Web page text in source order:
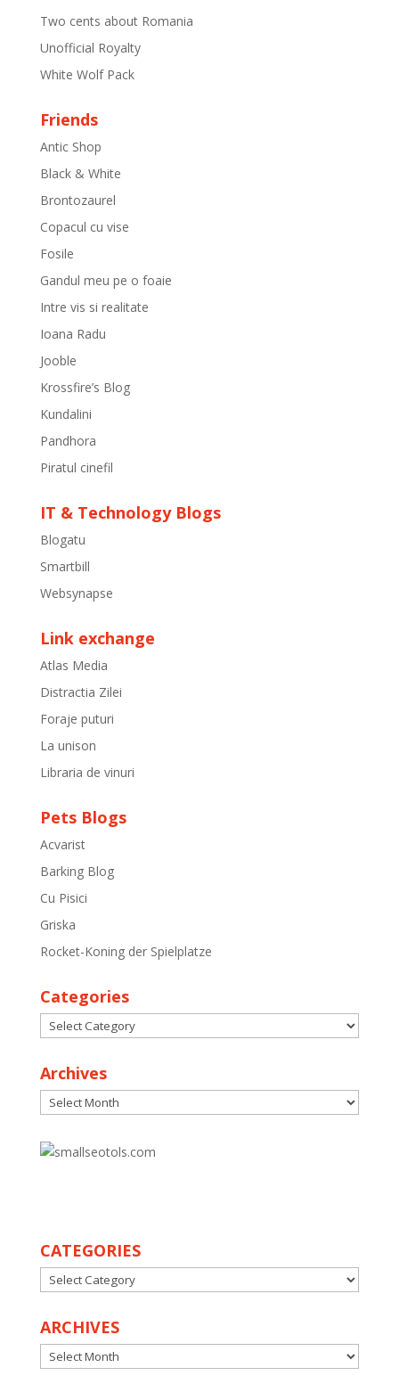
Two cents about Romania
Unofficial Royalty
White Wolf Pack
Friends
Antic Shop
Black & White
Brontozaurel
Copacul cu vise
Fosile
Gandul meu pe o foaie
Intre vis si realitate
Ioana Radu
Jooble
Krossfire’s Blog
Kundalini
Pandhora
Piratul cinefil
IT & Technology Blogs
Blogatu
Smartbill
Websynapse
Link exchange
Atlas Media
Distractia Zilei
Foraje puturi
La unison
Libraria de vinuri
Pets Blogs
Acvarist
Barking Blog
Cu Pisici
Griska
Rocket-Koning der Spielplatze
Categories
Categories
Archives
Archives
CATEGORIES
CATEGORIES
ARCHIVES
ARCHIVES